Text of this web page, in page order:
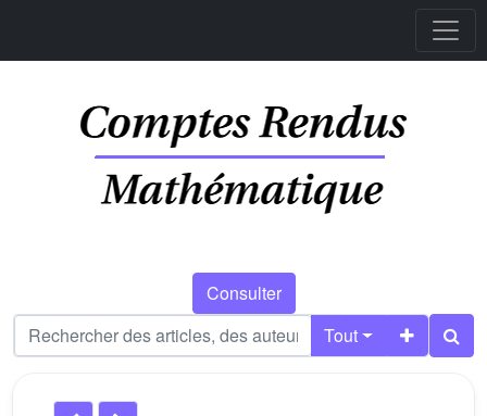
Consulter
Tout